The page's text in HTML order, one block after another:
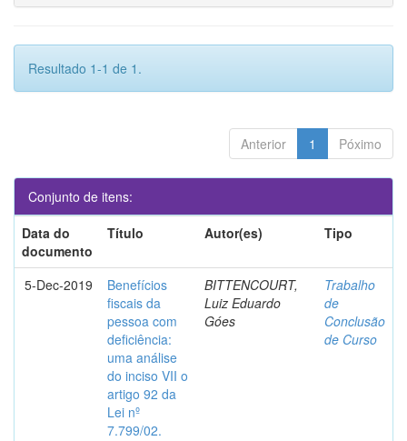
Resultado 1-1 de 1.
Anterior 1 Póximo
Conjunto de itens:
Data do
documento
Título Autor(es) Tipo
5-Dec-2019
Benefícios
fiscais da
pessoa com
deficiência:
uma análise
do inciso VII o
artigo 92 da
Lei nº
7.799/02.
BITTENCOURT,
Luiz Eduardo
Góes
Trabalho
de
Conclusão
de Curso